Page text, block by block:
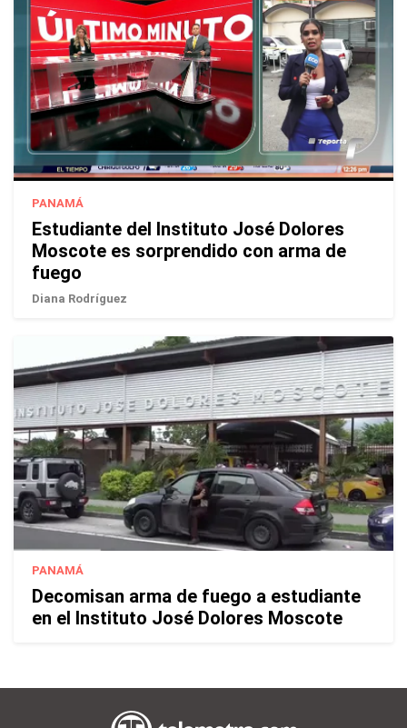
PANAMÁ
Estudiante del Instituto José Dolores
Moscote es sorprendido con arma de
fuego
Diana Rodríguez
PANAMÁ
Decomisan arma de fuego a estudiante
en el Instituto José Dolores Moscote